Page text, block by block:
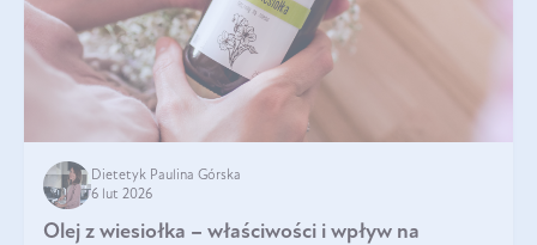
Dietetyk Paulina Górska
6 lut 2026
Olej z wiesiołka – właściwości i wpływ na